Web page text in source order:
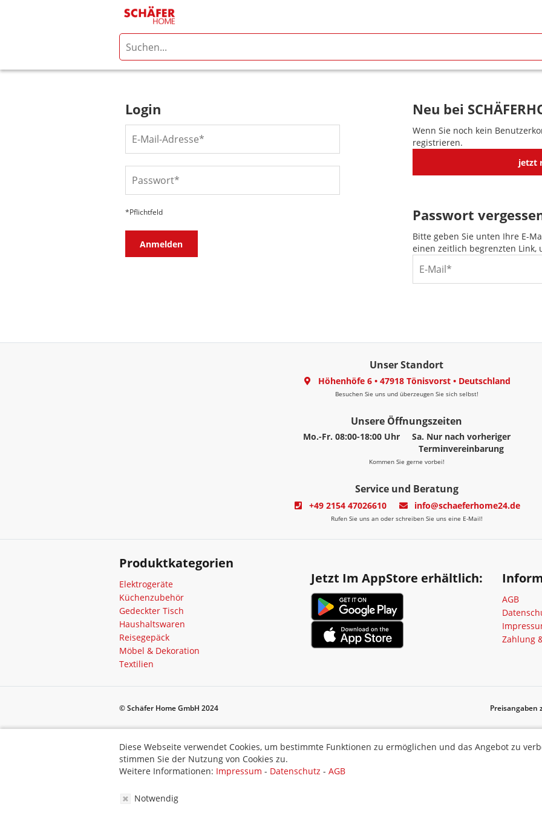
Login
*Pflichtfeld
Anmelden
Neu bei
Wenn Sie noch kein
registrieren.
jetzt
Passwort
Bitte geben Sie unten Ihre E-
einen zeitlich begrenzten Link,
Unser Standort
Höhenhöfe 6• 47918 Tönisvorst• Deutschland
Besuchen Sie uns und überzeugen Sie sich selbst!
Unsere Öffnungszeiten
Mo.-Fr. 08:00-18:00 Uhr
Sa. Nur nach vorheriger
Terminvereinbarung
Kommen Sie gerne vorbei!
Service und Beratung
+49 2154 47026610 info@schaeferhome24.de
Rufen Sie uns an oder schreiben Sie uns eine E-Mail!
Produktkategorien
Elektrogeräte
Küchenzubehör
Gedeckter Tisch
Haushaltswaren
Reisegepäck
Möbel & Dekoration
Textilien
Jetzt Im AppStore erhältlich:
AGB
Zahlung
© Schäfer Home GmbH 2024 Preisangaben
Diese Webseite verwendet Cookies, um bestimmte Funktionen zu ermöglichen und das Angebot zu
stimmen Sie der Nutzung von Cookies zu.
Weitere Informationen: Impressum - Datenschutz - AGB
Notwendig
Diese Webseite verwendet Cookies, um bestimmte Funktionen zu ermöglichen und das Angebot zu verbessern. Indem Sie hier
stimmen Sie der Nutzung von Cookies zu.
Impressum-Datenschutz- AGB